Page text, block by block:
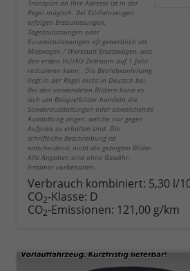
Transport an Ihre Adresse ist in der
Regel möglich. Bei EU-Fahrzeugen
erfolgen Erstzulassungen,
Tageszulassungen oder
Kurzzeitzulassungen oft gewerblich als
Mietwagen / Werkstatt Ersatzwagen, was
den ersten HU/AU Zeitraum auf 1 Jahr
reduzieren kann. Die Betriebsanleitung
liegt in der Regel nicht in Deutsch bei.
Bei den verwendeten Bildern kann es
sich um Beispielbilder handeln die
Sonderausstattungen oder abweichende
Ausstattung zeigen, welche nur gegen
Aufpreis zu erhalten sind. Die
schriftliche Beschreibung ist
entscheidend, nicht die gezeigten Bilder.
Alle Angaben sind ohne Gewähr.
Irrtümer vorbehalten.
Verbrauch kombiniert: 5,30 l/
CO2-Klasse: D
CO2-Emissionen: 121,00 g/km